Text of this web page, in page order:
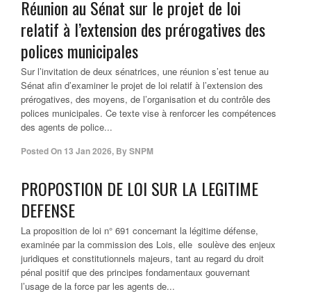
Réunion au Sénat sur le projet de loi
relatif à l’extension des prérogatives des
polices municipales
Sur l’invitation de deux sénatrices, une réunion s’est tenue au
Sénat afin d’examiner le projet de loi relatif à l’extension des
prérogatives, des moyens, de l’organisation et du contrôle des
polices municipales. Ce texte vise à renforcer les compétences
des agents de police...
Posted On 13 Jan 2026, BySNPM
PROPOSTION DE LOI SUR LA LEGITIME
DEFENSE
La proposition de loi n° 691 concernant la légitime défense,
examinée par la commission des Lois, elle soulève des enjeux
juridiques et constitutionnels majeurs, tant au regard du droit
pénal positif que des principes fondamentaux gouvernant
l’usage de la force par les agents de...